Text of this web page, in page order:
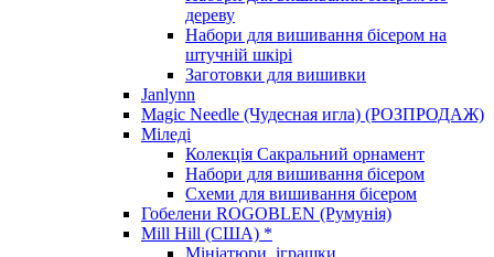
дереву
Набори для вишивання бісером на
штучній шкірі
Заготовки для вишивки
Janlynn
Magic Needle (Чудесная игла) (РОЗПРОДАЖ)
Міледі
Колекція Сакральний орнамент
Набори для вишивання бісером
Схеми для вишивання бісером
Гобелени ROGOBLEN (Румунія)
Mill Hill (США) *
Мініатюри, іграшки